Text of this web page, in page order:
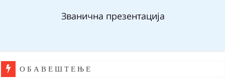
О Б А В Е Ш Т Е Њ Е